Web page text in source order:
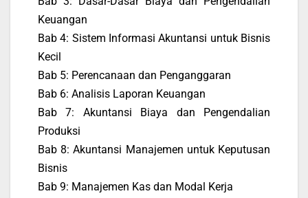
Keuangan
Bab 4: Sistem Informasi Akuntansi untuk Bisnis
Kecil
Bab 5: Perencanaan dan Penganggaran
Bab 6: Analisis Laporan Keuangan
Bab 7: Akuntansi Biaya dan Pengendalian
Produksi
Bab 8: Akuntansi Manajemen untuk Keputusan
Bisnis
Bab 9: Manajemen Kas dan Modal Kerja